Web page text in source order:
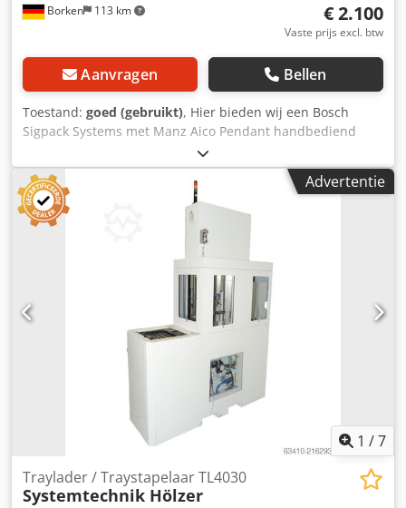
Borken 113 km € 2.100
Vaste prijs excl. btw
Aanvragen Bellen
Toestand: goed (gebruikt), Hier bieden wij een Bosch
Sigpack Systems met Manz Aico Pendant handbediend
programmeerapparaat aan. Bosch Sigpack Systems met
Manz Aico Pendant handbediend programmeerapparaat
Bosch Sigpack Systems XR31-3 met Manz Aico Pendant P51
handbediend programmeerapparaat 80017134
Dcedpfxszdrzrs Ahpok Bosch Sigpack Systems Type: XR31-3
Manz handprogrammeerapparaat Type: 80017134 Staat:
gebruikt Leveringsomvang: (zie afbeelding) (Wijzigingen en
fouten in de technische gegevens voorbehouden!) Voor
verdere vragen kunt u ons telefonisch bereiken.
Schriftelijke bestelling mogelijk per e-mail of fax.
Advertentie
1 /7
Traylader / Traystapelaar TL4030
Systemtechnik Hölzer